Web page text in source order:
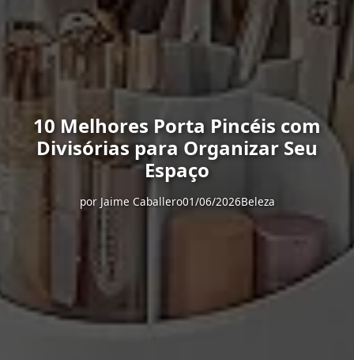
10 Melhores Porta Pincéis com
Divisórias para Organizar Seu
Espaço
por Jaime Caballero01/06/2026Beleza